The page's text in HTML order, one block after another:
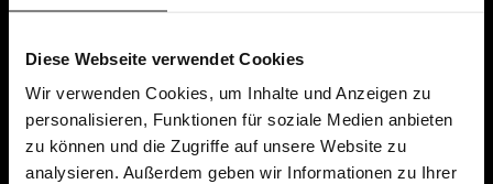
Diese Webseite verwendet Cookies
Wir verwenden Cookies, um Inhalte und Anzeigen zu
personalisieren, Funktionen für soziale Medien anbieten
zu können und die Zugriffe auf unsere Website zu
analysieren. Außerdem geben wir Informationen zu Ihrer